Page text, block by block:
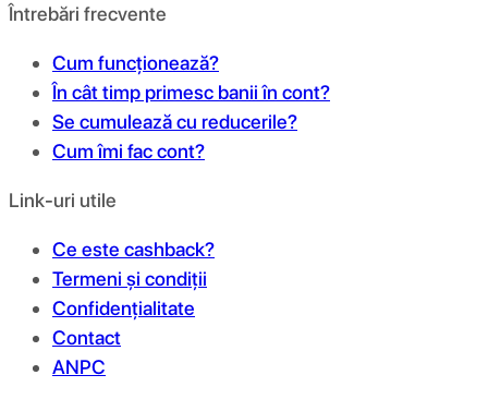
Întrebări frecvente
Cum funcționează?
În cât timp primesc banii în cont?
Se cumulează cu reducerile?
Cum îmi fac cont?
Link-uri utile
Ce este cashback?
Termeni și condiții
Confidențialitate
Contact
ANPC